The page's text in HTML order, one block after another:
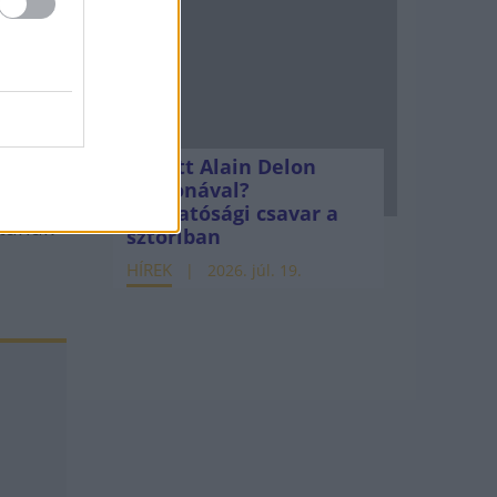
Mi lett Alain Delon
vagyonával?
Adóhatósági csavar a
sztoriban
HÍREK 2026. júl. 19.